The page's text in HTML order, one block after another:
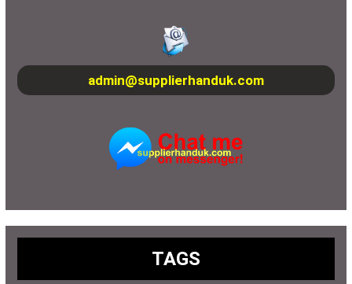
admin@supplierhanduk.com
TAGS